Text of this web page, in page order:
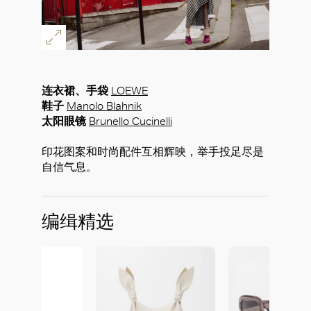
连衣裙、手袋 LOEWE
鞋子 Manolo Blahnik
太阳眼镜 Brunello Cucinelli
印花图案和时尚配件互相辉映，举手投足尽是
自信气息。
编缉精选